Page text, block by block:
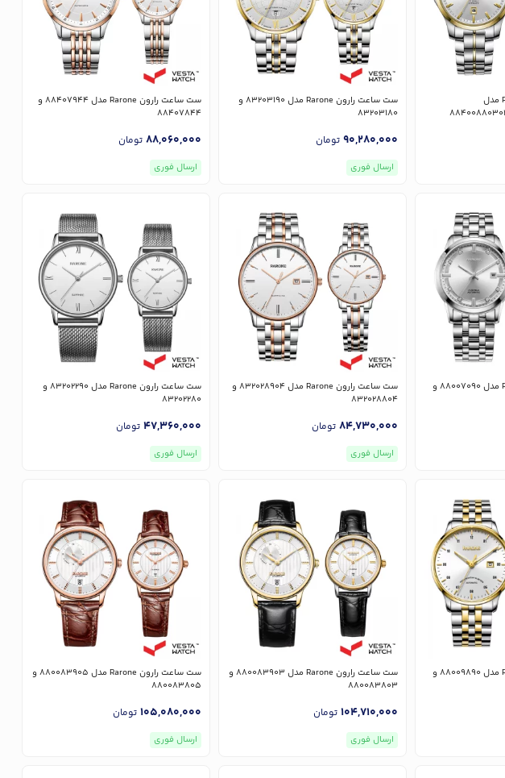
ست ساعت رارون Rarone مدل
ست ساعت رارون Rarone مدل 83203190 و
83203180
90,280,000 تومان
ارسال فوری
ست ساعت رارون Rarone مدل 88407944 و
88407844
88,060,000 تومان
ارسال فوری
ست ساعت رارون Rarone مدل 88007090 و
ست ساعت رارون Rarone مدل 832028904 و
832028804
84,730,000 تومان
ارسال فوری
ست ساعت رارون Rarone مدل 83202290 و
83202280
47,360,000 تومان
ارسال فوری
ست ساعت رارون Rarone مدل 88009890 و
ست ساعت رارون Rarone مدل 880083903 و
880083803
104,710,000 تومان
ارسال فوری
ست ساعت رارون Rarone مدل 880083905 و
880083805
105,080,000 تومان
ارسال فوری